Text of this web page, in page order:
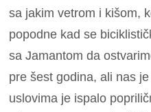
sa jakim vetrom i kišom,
popodne kad se
sa Jamantom da
pre šest godina, ali nas
uslovima je ispalo